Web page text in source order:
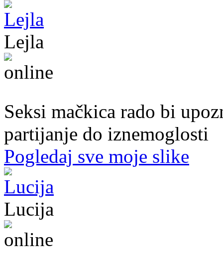
Lejla
Seksi mačkica rado bi
partijanje do iznemoglosti
Pogledaj sve moje slike
Lucija